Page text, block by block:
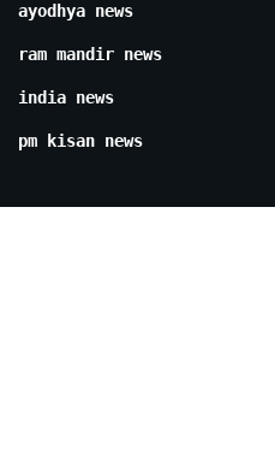
ayodhya news
ram mandir news
india news
pm kisan news